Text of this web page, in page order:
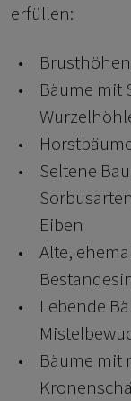
erfüllen:
Bäume mit
Seltene
Eiben
Alte,
Lebende
Bäume mit